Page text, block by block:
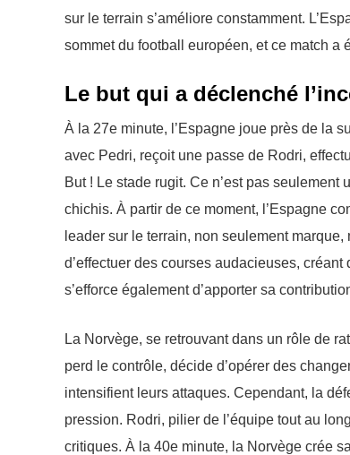
sur le terrain s’améliore constamment.
sommet du football européen, et ce match a
Le but qui a déclenché
À la 27e minute, l’Espagne joue près de la
avec Pedri, reçoit une passe de Rodri,
But ! Le stade rugit. Ce n’est pas
chichis. À partir de ce moment, l’Espagne
leader sur le terrain, non seulement
d’effectuer des courses audacieuses,
s’efforce également d’apporter sa
La Norvège, se retrouvant dans un rôle de
perd le contrôle, décide d’opérer des
intensifient leurs attaques. Cependant, la
pression. Rodri, pilier de l’équipe tout au
critiques. À la 40e minute, la Norvège crée